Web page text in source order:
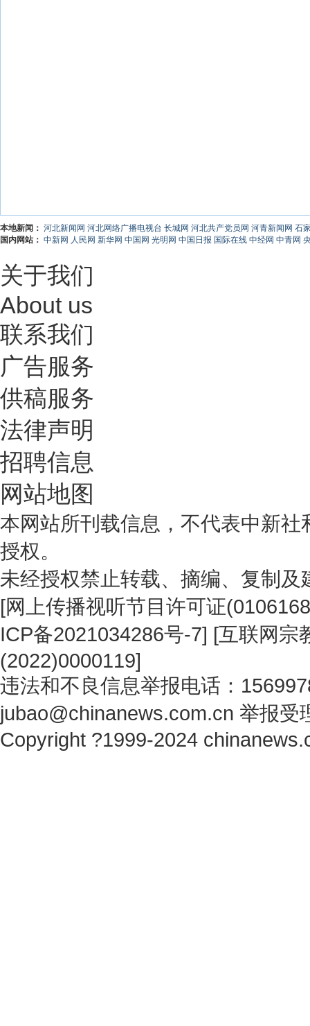
本地新闻： 河北新闻网 河北网络广播电视台 长城网 河北共产党员网 河青新闻网 石
国内网站： 中新网 人民网 新华网 中国网 光明网 中国日报 国际在线 中经网 中青网
关于我们
About us
联系我们
广告服务
供稿服务
法律声明
招聘信息
网站地图
本网站所刊载信息，不代表中新
授权。
未经授权禁止转载、摘编、复制
[网上传播视听节目许可证
ICP备2021034286号-7] [互联网宗
(2022)0000119]
违法和不良信息举报电话：
jubao@chinanews.com.cn 举报受
Copyright ?1999-2024